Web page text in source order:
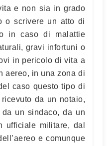
e non sia in grado
o scrivere un atto di
in caso di malattie
gravi infortuni o
in pericolo di vita a
aereo, in una zona di
caso questo tipo di
da un notaio,
un sindaco, da un
ufficiale militare, dal
e comunque